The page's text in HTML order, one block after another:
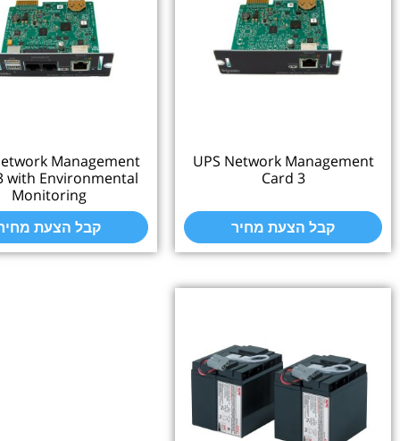
UPS Network
קבל הצעת מחיר
UPS Network Management
Card 3 with Environmental
Monitoring
קבל הצעת מחיר